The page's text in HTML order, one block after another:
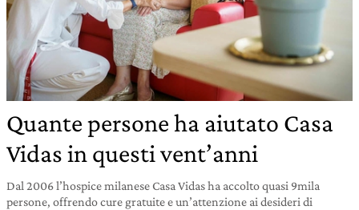
Quante persone ha aiutato Casa
Vidas in questi vent’anni
Dal 2006 l’hospice milanese Casa Vidas ha accolto quasi 9mila
persone, offrendo cure gratuite e un’attenzione ai desideri di